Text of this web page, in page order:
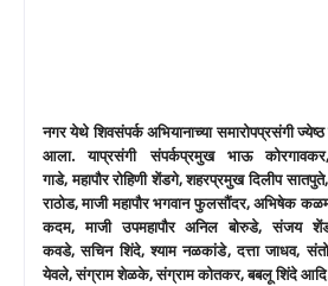
नगर येथे शिवसंपर्क अभियानाच्या समारोपप्रसंगी
आला.याप्रसंगी संपर्कप्रमुख भाऊ कोरगावकर
गाडे,महापौर रोहिणी शेंडगे,शहरप्रमुख दिलीप सातपुते
राठोड,माजी महापौर भगवान फुलसौंदर,अभिषेक
कदम,माजी उपमहापौर अनिल बोरुडे,संजय
कवडे,सचिन शिंदे,श्याम नळकांडे,दत्ता जाधव,
येवले,संग्राम शेळके,संग्राम कोतकर,बबलू शिंदे आदि